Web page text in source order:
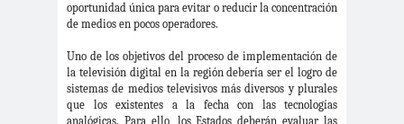
dia
#noticia
s
#Noticias #Asamblea
#Colegiodeperiodistas
oportunidad única para evitar o reducir la concentración
de medios en pocos operadores.
Uno de los objetivos del proceso de implementación de
la televisión digital en la región debería ser el logro de
sistemas de medios televisivos más diversos y plurales
que los existentes a la fecha con las tecnologías
analógicas. Para ello, los Estados deberán evaluar las